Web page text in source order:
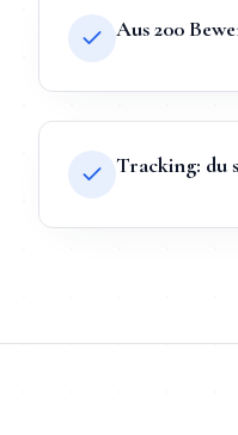
Aus 200
Tracking: du